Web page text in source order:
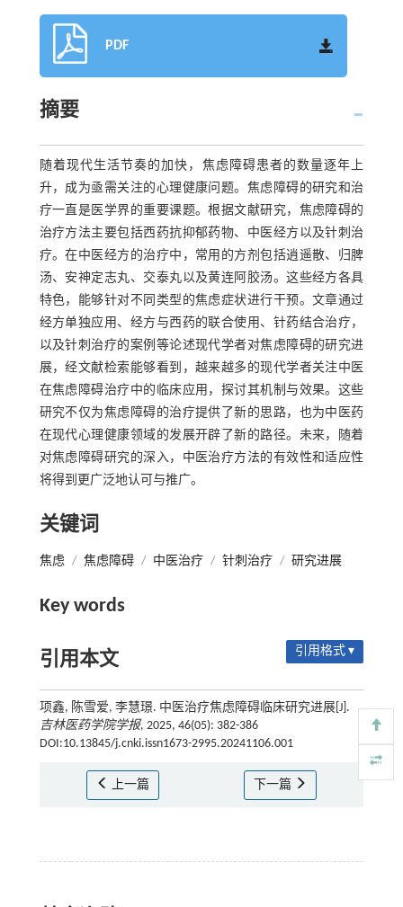
PDF
摘要
随着现代生活节奏的加快，焦虑障碍患者的数量逐年上
升，成为亟需关注的心理健康问题。焦虑障碍的研究和治
疗一直是医学界的重要课题。根据文献研究，焦虑障碍的
治疗方法主要包括西药抗抑郁药物、中医经方以及针刺治
疗。在中医经方的治疗中，常用的方剂包括逍遥散、归脾
汤、安神定志丸、交泰丸以及黄连阿胶汤。这些经方各具
特色，能够针对不同类型的焦虑症状进行干预。文章通过
经方单独应用、经方与西药的联合使用、针药结合治疗，
以及针刺治疗的案例等论述现代学者对焦虑障碍的研究进
展，经文献检索能够看到，越来越多的现代学者关注中医
在焦虑障碍治疗中的临床应用，探讨其机制与效果。这些
研究不仅为焦虑障碍的治疗提供了新的思路，也为中医药
在现代心理健康领域的发展开辟了新的路径。未来，随着
对焦虑障碍研究的深入，中医治疗方法的有效性和适应性
将得到更广泛地认可与推广。
关键词
焦虑 / 焦虑障碍 / 中医治疗 / 针刺治疗 / 研究进展
Key words
引用本文 引用格式 ▾
项鑫, 陈雪爱, 李慧璟. 中医治疗焦虑障碍临床研究进展[J].
吉林医药学院学报, 2025, 46(05): 382-386
DOI:10.13845/j.cnki.issn1673-2995.20241106.001
上一篇 下一篇